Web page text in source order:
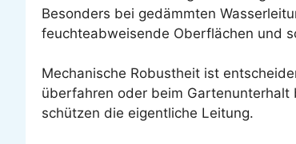
Besonders bei gedämmten
feuchteabweisende Oberflächen und
Mechanische Robustheit ist
überfahren oder beim
schützen die eigentliche Leitung.